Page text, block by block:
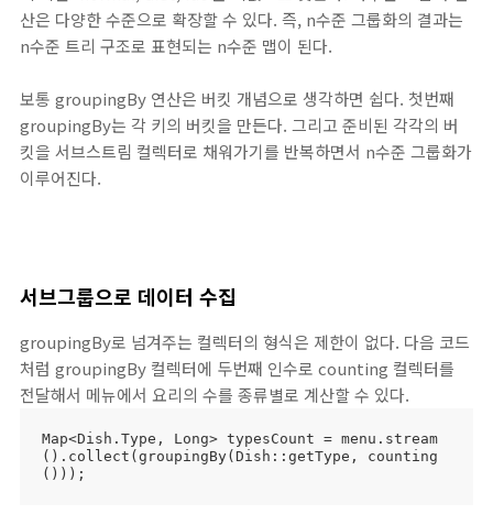
산은 다양한 수준으로 확장할 수 있다. 즉, n수준 그룹화의 결과는
n수준 트리 구조로 표현되는 n수준 맵이 된다.
보통 groupingBy 연산은 버킷 개념으로 생각하면 쉽다. 첫번째
groupingBy는 각 키의 버킷을 만든다. 그리고 준비된 각각의 버
킷을 서브스트림 컬렉터로 채워가기를 반복하면서 n수준 그룹화가
이루어진다.
서브그룹으로 데이터 수집
groupingBy로 넘겨주는 컬렉터의 형식은 제한이 없다. 다음 코드
처럼 groupingBy 컬렉터에 두번째 인수로 counting 컬렉터를
전달해서 메뉴에서 요리의 수를 종류별로 계산할 수 있다.
Map<Dish.Type, Long> typesCount = menu.stream
().collect(groupingBy(Dish::getType, counting
()));